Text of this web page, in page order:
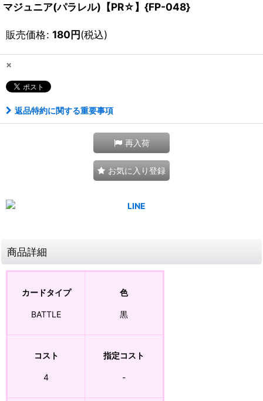
マジュニア(パラレル)【PR☆】{FP-048}
販売価格: 180円(税込)
×
返品特約に関する重要事項
再入荷
お気に入り登録
商品詳細
カードタイプ
BATTLE
色
黒
コスト
4
指定コスト
-